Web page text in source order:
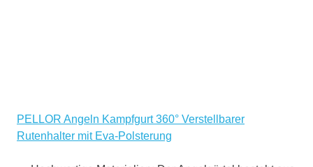
PELLOR Angeln Kampfgurt 360° Verstellbarer
Rutenhalter mit Eva-Polsterung